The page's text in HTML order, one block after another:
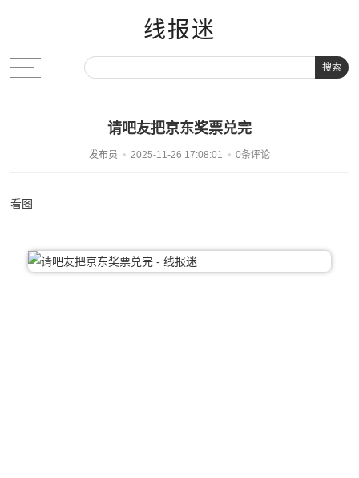
线报迷
搜索
请吧友把京东奖票兑完
发布员 2025-11-26 17:08:01 0条评论
看图